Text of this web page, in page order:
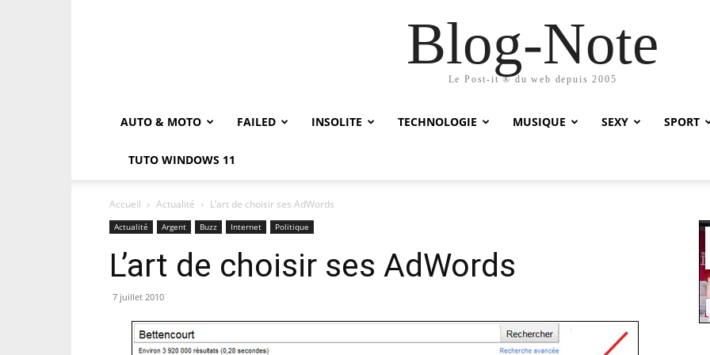
Blog-Note
Le Post-it ® du web depuis 2005
AUTO & MOTO FAILED INSOLITE TECHNOLOGIE MUSIQUE SEXY SPORT
TUTO WINDOWS 11
Accueil Actualité L’art de choisir ses AdWords
Actualité Argent Buzz Internet Politique
L’art de choisir ses AdWords
7 juillet 2010